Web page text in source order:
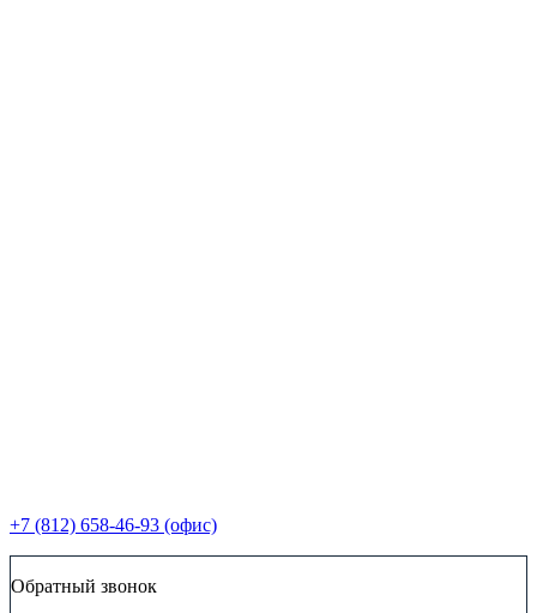
+7 (812) 658-46-93 (офис)
Обратный звонок